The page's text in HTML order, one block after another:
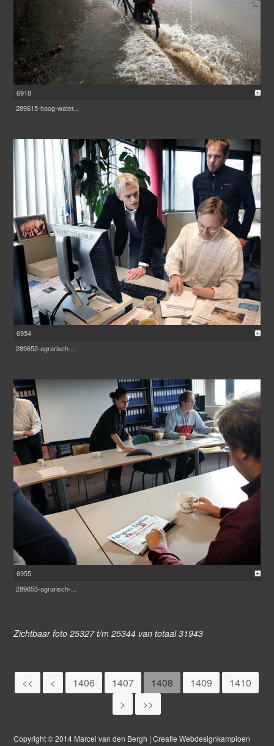
6918
289615-hoog-water...
6954
289652-agrarisch-...
6955
289653-agrarisch-...
Zichtbaar foto 25327 t/m 25344 van totaal 31943
<< < 1406 1407 1408 1409
1410
>
>>
Copyright © 2014 Marcel van den Bergh | Creatie Webdesignkampioen